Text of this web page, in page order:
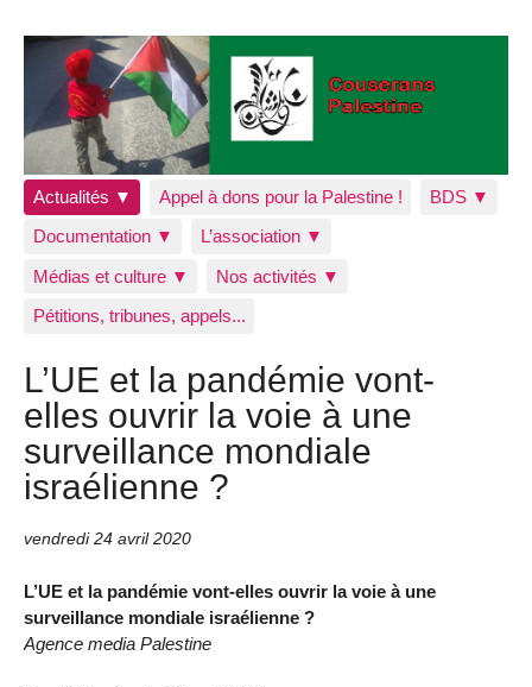
Actualités ▼ Appel à dons pour la Palestine !
BDS ▼
Documentation ▼
L’association ▼
Médias et culture ▼
Nos activités ▼
Pétitions, tribunes, appels...
L’UE et la pandémie vont-
elles ouvrir la voie à une
surveillance mondiale
israélienne ?
vendredi 24 avril 2020
L’UE et la pandémie vont-elles ouvrir la voie à une
surveillance mondiale israélienne ?
Agence media Palestine